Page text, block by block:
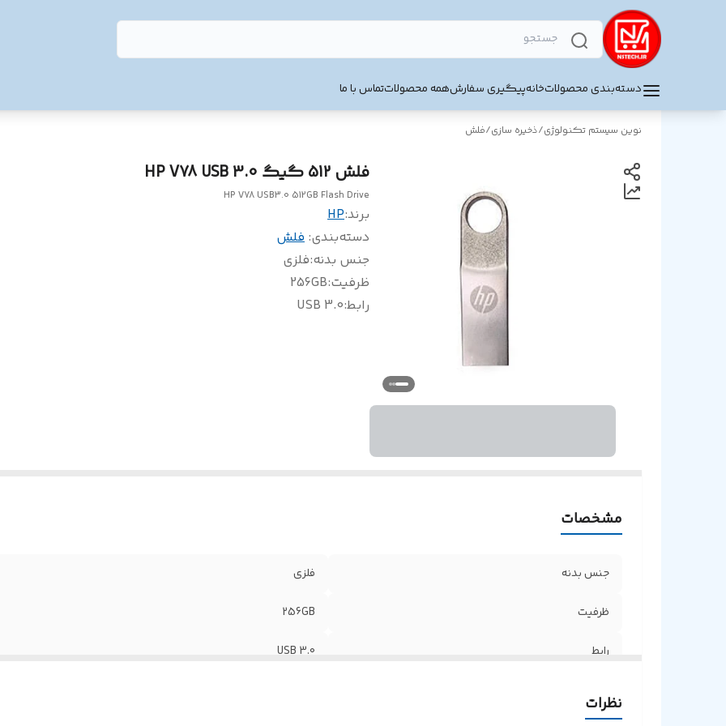
دسته‌بندی محصولاتخانهپیگیری سفارشهمه محصولاتتماس با ما
نوین سیستم تکنولوژی/ذخیره سازی/فلش
فلش 512 گیگ HP V78 USB 3.0
HP V78 USB3.0 512GB Flash Drive
برند:HP
دسته‌بندی: فلش
جنس بدنه:فلزی
ظرفیت:
256GB
رابط:
USB 3.0
مشخصات
جنس بدنه فلزی
ظرفیت 256GB
رابط USB 3.0
نظرات